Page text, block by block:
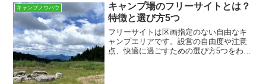
キャンプノウハウ
キャンプ場のフリーサイトとは？
特徴と選び方5つ
フリーサイトは区画指定のない自由なキ
ャンプエリアです。設営の自由度や注意
点、快適に過ごすための選び方5つをわか